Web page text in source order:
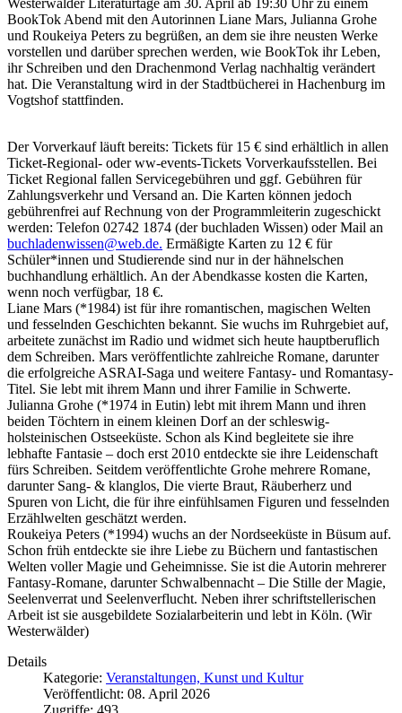
BookTok Abend mit den Autorinnen Liane Mars, Julianna Grohe
und Roukeiya Peters zu begrüßen, an dem sie ihre neusten Werke
vorstellen und darüber sprechen werden, wie BookTok ihr Leben,
ihr Schreiben und den Drachenmond Verlag nachhaltig verändert
hat. Die Veranstaltung wird in der Stadtbücherei in Hachenburg im
Vogtshof stattfinden.
Der Vorverkauf läuft bereits: Tickets für 15 € sind erhältlich in allen
Ticket-Regional- oder ww-events-Tickets Vorverkaufsstellen. Bei
Ticket Regional fallen Servicegebühren und ggf. Gebühren für
Zahlungsverkehr und Versand an. Die Karten können jedoch
gebührenfrei auf Rechnung von der Programmleiterin zugeschickt
werden: Telefon 02742 1874 (der buchladen Wissen) oder Mail an
buchladenwissen@web.de. Ermäßigte Karten zu 12 € für
Schüler*innen und Studierende sind nur in der hähnelschen
buchhandlung erhältlich. An der Abendkasse kosten die Karten,
wenn noch verfügbar, 18 €.
Liane Mars (*1984) ist für ihre romantischen, magischen Welten
und fesselnden Geschichten bekannt. Sie wuchs im Ruhrgebiet auf,
arbeitete zunächst im Radio und widmet sich heute hauptberuflich
dem Schreiben. Mars veröffentlichte zahlreiche Romane, darunter
die erfolgreiche ASRAI-Saga und weitere Fantasy- und Romantasy-
Titel. Sie lebt mit ihrem Mann und ihrer Familie in Schwerte.
Julianna Grohe (*1974 in Eutin) lebt mit ihrem Mann und ihren
beiden Töchtern in einem kleinen Dorf an der schleswig-
holsteinischen Ostseeküste. Schon als Kind begleitete sie ihre
lebhafte Fantasie – doch erst 2010 entdeckte sie ihre Leidenschaft
fürs Schreiben. Seitdem veröffentlichte Grohe mehrere Romane,
darunter Sang- & klanglos, Die vierte Braut, Räuberherz und
Spuren von Licht, die für ihre einfühlsamen Figuren und fesselnden
Erzählwelten geschätzt werden.
Roukeiya Peters (*1994) wuchs an der Nordseeküste in Büsum auf.
Schon früh entdeckte sie ihre Liebe zu Büchern und fantastischen
Welten voller Magie und Geheimnisse. Sie ist die Autorin mehrerer
Fantasy-Romane, darunter Schwalbennacht – Die Stille der Magie,
Seelenverrat und Seelenverflucht. Neben ihrer schriftstellerischen
Arbeit ist sie ausgebildete Sozialarbeiterin und lebt in Köln. (Wir
Westerwälder)
Details
Kategorie: Veranstaltungen, Kunst und Kultur
Veröffentlicht: 08. April 2026
Zugriffe: 493